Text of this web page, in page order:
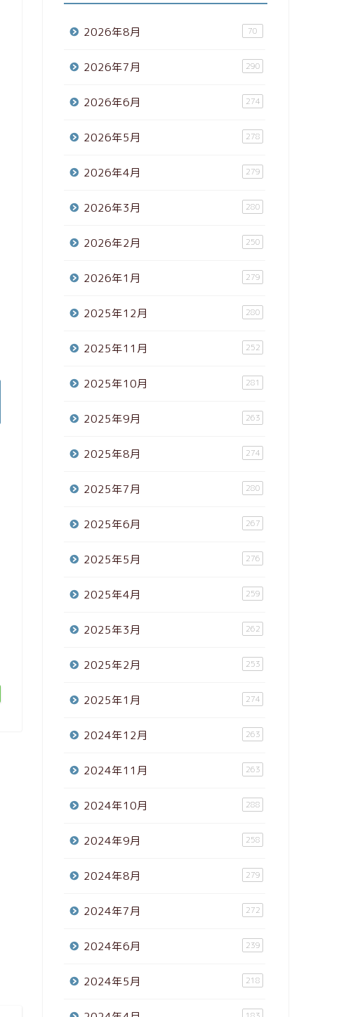
2026年8月 70
2026年7月 290
2026年6月 274
2026年5月 278
2026年4月 279
2026年3月 280
2026年2月 250
2026年1月 279
2025年12月 280
2025年11月 252
2025年10月 281
2025年9月 263
2025年8月 274
2025年7月 280
2025年6月 267
2025年5月 276
2025年4月 259
2025年3月 262
2025年2月 253
2025年1月 274
2024年12月 263
2024年11月 263
2024年10月 288
2024年9月 258
2024年8月 279
2024年7月 272
2024年6月 239
2024年5月 218